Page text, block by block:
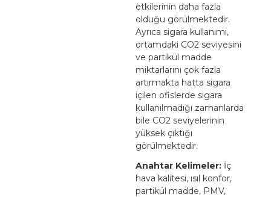
etkilerinin daha fazla
olduğu görülmektedir.
Ayrıca sigara kullanımı,
ortamdaki CO2 seviyesini
ve partikül madde
miktarlarını çok fazla
artırmakta hatta sigara
içilen ofislerde sigara
kullanılmadığı zamanlarda
bile CO2 seviyelerinin
yüksek çıktığı
görülmektedir.
Anahtar Kelimeler: İç
hava kalitesi, ısıl konfor,
partikül madde, PMV,